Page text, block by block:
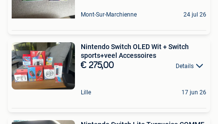
Mont-Sur-Marchienne 24 jul 26
Nintendo Switch OLED Wit + Switch
sports+veel Accessoires
€ 275,00 Details
Lille 17 jun 26